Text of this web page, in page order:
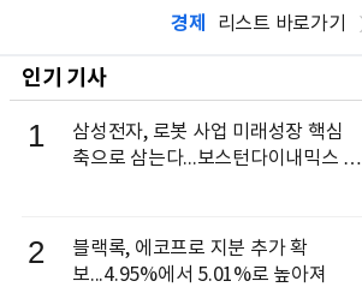
경제 리스트 바로가기
인기 기사
1
삼성전자, 로봇 사업 미래성장 핵심
축으로 삼는다...보스턴다이내믹스 출
2
블랙록, 에코프로 지분 추가 확
보...4.95%에서 5.01%로 높아져